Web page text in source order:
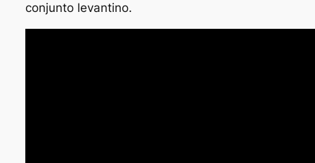
conjunto levantino.